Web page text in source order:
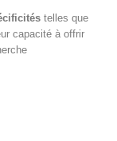
telles que
capacité à offrir